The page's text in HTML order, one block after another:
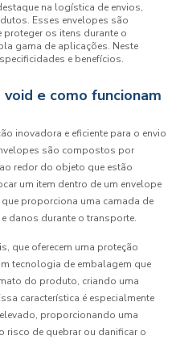
na logística de envios,
Esses envelopes são
os itens durante o
gama de aplicações. Neste
e benefícios.
e como funcionam
inovadora e eficiente para o envio
são compostos por
redor do objeto que estão
um item dentro de um envelope
proporciona uma camada de
danos durante o transporte.
que oferecem uma proteção
tecnologia de embalagem que
do produto, criando uma
característica é especialmente
proporcionando uma
risco de quebrar ou danificar o